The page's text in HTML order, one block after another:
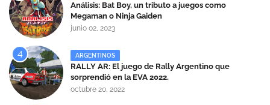
Análisis: Bat Boy, un tributo a juegos como
Megaman o Ninja Gaiden
junio 02, 2023
ARGENTINOS
RALLY AR: El juego de Rally Argentino que
sorprendió en la EVA 2022.
octubre 20, 2022